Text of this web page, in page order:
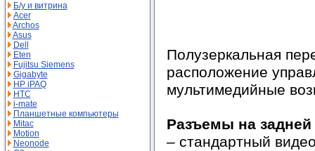
Б/у и витрина
Acer
Archos
Asus
Dell
Eten
Fujitsu Siemens
Gigabyte
HP iPAQ
HTC
i-mate
Планшетные компьютеры
Mitac
Motion
Neonode
Полузеркальная
расположение
мультимедийные
Разъемы на
– стандартный